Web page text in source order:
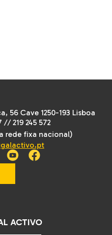
56 Cave 1250-193 Lisboa
//219 245 572
rede fixa nacional)
ACTIVO